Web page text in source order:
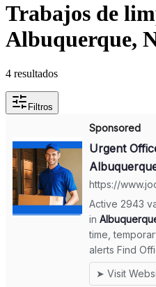
Trabajos de
Albuquerque,
4 resultados
Filtros